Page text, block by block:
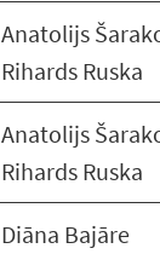
Anatolijs
Rihards Ruska
Anatolijs
Rihards Ruska
Diāna Bajāre